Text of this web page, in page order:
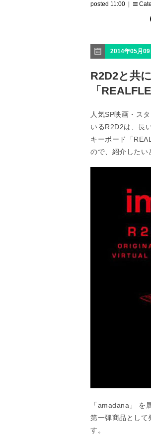
posted 11:00 |
2014年05月09
R2D2と共
「
人気SP映画・ス
いるR2D2は、長
キーボード「
ので、紹介したい
「amadana」 を
第一弾商品として
す。